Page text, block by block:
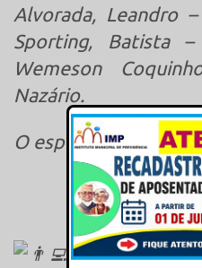
Alvorada, Leandro
Sporting, Batista
Wemeson
Nazário.
O esporte
Fique